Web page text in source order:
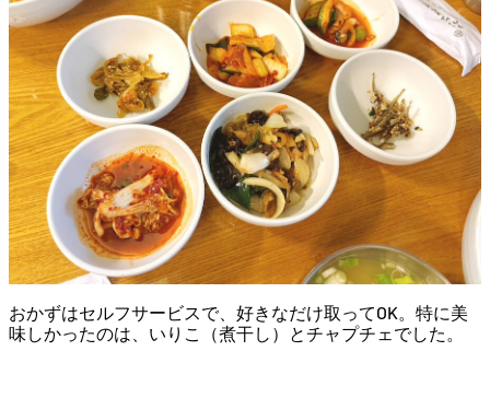
おかずはセルフサービスで、好きなだけ取ってOK。特に美
味しかったのは、いりこ（煮干し）とチャプチェでした。